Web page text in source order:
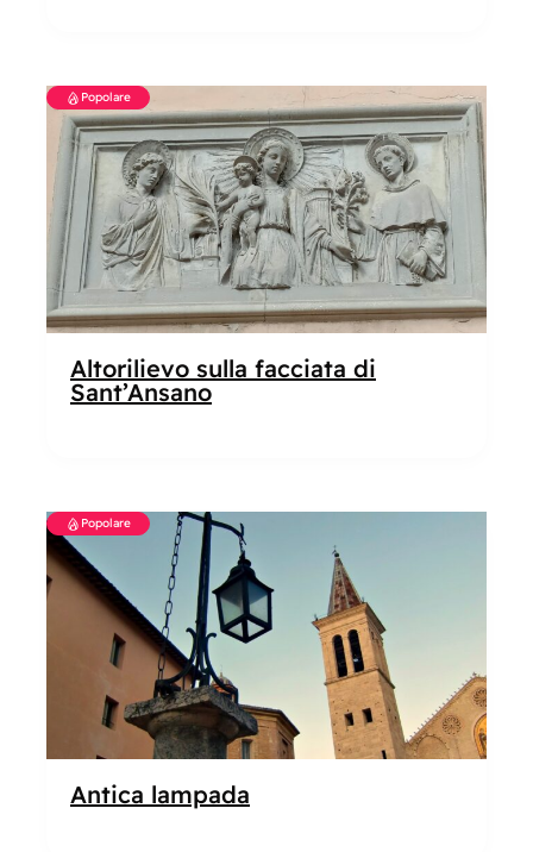
Popolare
Altorilievo sulla facciata di
Sant’Ansano
Popolare
Antica lampada